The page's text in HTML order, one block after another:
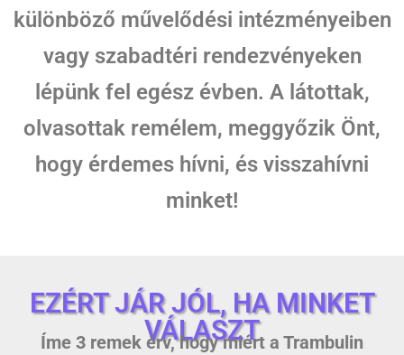
különböző művelődési intézményeiben
vagy szabadtéri rendezvényeken
lépünk fel egész évben. A látottak,
olvasottak remélem, meggyőzik Önt,
hogy érdemes hívni, és visszahívni
minket!
EZÉRT JÁR JÓL, HA MINKET
VÁLASZT
Íme 3 remek érv, hogy miért a Trambulin